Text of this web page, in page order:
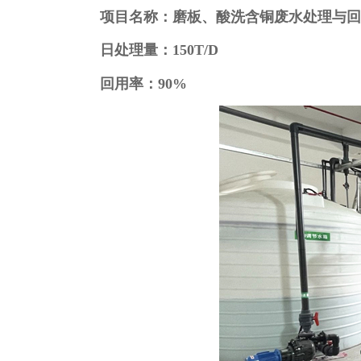
项目名称：磨板、酸洗含铜废水处理与
日处理量： 150T/D
回用率：90%